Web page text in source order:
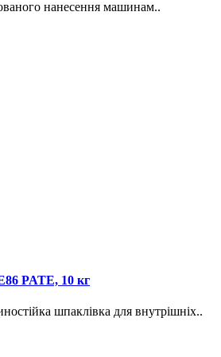
нанесення машинам..
PATE, 10 кг
шпаклівка для внутрішніх..